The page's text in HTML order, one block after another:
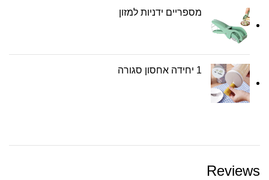
מספריים ידניות למזון
1 יחידה אחסון סגורה
Reviews